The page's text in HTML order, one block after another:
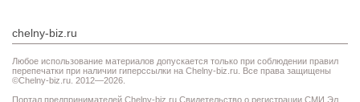
chelny-biz.ru
Любое использование материалов допускается только при соблюдении правил
перепечатки при наличии гиперссылки на Chelny-biz.ru. Все права защищены
©Chelny-biz.ru. 2012—2026.
Портал предпринимателей Chelny-biz.ru Свидетельство о регистрации СМИ Эл